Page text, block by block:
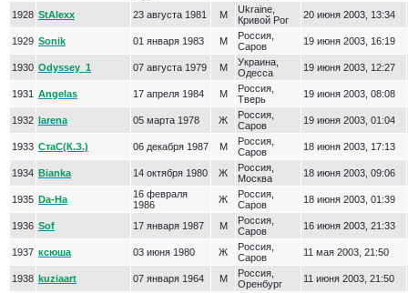
1928 StAlexx 23 августа 1981 М
Ukraine,
Кривой Рог
20 июня 2003, 13:34
1929 Sonik 01 января 1983 М
Россия,
Саров
19 июня 2003, 16:19
1930 Odyssey_1 07 августа 1979 М
Украина,
Одесса
19 июня 2003, 12:27
1931 Angelas 17 апреля 1984 М
Россия,
Тверь
19 июня 2003, 08:08
1932 larena 05 марта 1978 Ж
Россия,
Саров
19 июня 2003, 01:04
1933 СтаС(К.З.) 06 декабря 1987 М
Россия,
Саров
18 июня 2003, 17:13
1934 Bianka 14 октября 1980 Ж
Россия,
Москва
18 июня 2003, 09:06
1935 Da-Ha
16 февраля
1986
Ж
Россия,
Саров
18 июня 2003, 01:39
1936 Sof 17 января 1987 М
Россия,
Саров
16 июня 2003, 21:33
1937 ксюша 03 июня 1980 Ж
Россия,
Саров
11 мая 2003, 21:50
1938 kuziaart 07 января 1964 М
Россия,
Оренбург
11 июня 2003, 21:50